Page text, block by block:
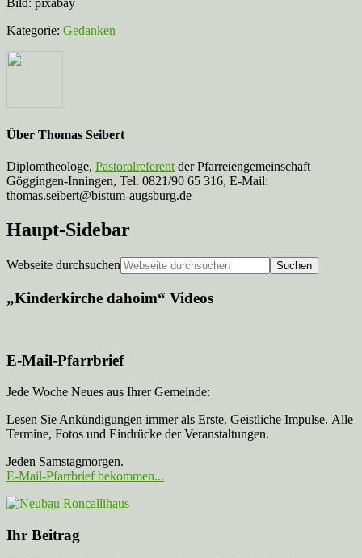
Kategorie: Gedanken
Über Thomas Seibert
Diplomtheologe, Pastoralreferent der Pfarreiengemeinschaft
Göggingen-Inningen, Tel. 0821/90 65 316, E-Mail:
thomas.seibert@bistum-augsburg.de
Haupt-Sidebar
Webseite durchsuchen
„Kinderkirche dahoim“ Videos
E-Mail-Pfarrbrief
Jede Woche Neues aus Ihrer Gemeinde:
Lesen Sie Ankündigungen immer als Erste. Geistliche Impulse. Alle
Termine, Fotos und Eindrücke der Veranstaltungen.
Jeden Samstagmorgen.
E-Mail-Pfarrbrief bekommen...
Ihr Beitrag